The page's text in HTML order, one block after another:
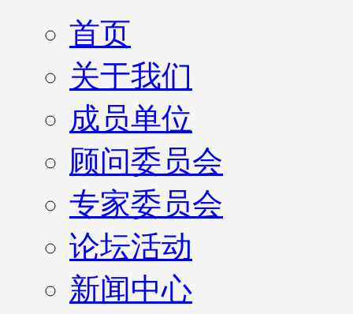
首页
关于我们
成员单位
顾问委员会
专家委员会
论坛活动
新闻中心